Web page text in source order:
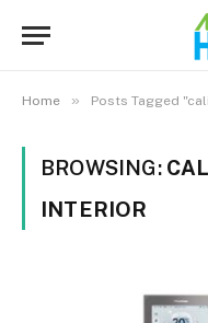
Home » Posts Tagged
BROWSING:
INTERIOR